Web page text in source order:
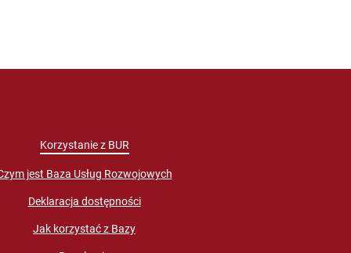
Korzystanie z BUR
jest Baza Usług Rozwojowych
Deklaracja dostępności
Jak korzystać z Bazy